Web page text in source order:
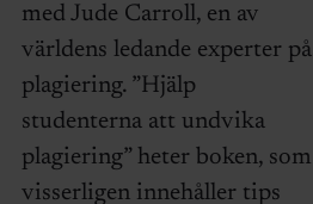
med Jude Carroll, en av
världens ledande experter på
plagiering. ”Hjälp
studenterna att undvika
plagiering” heter boken, som
visserligen innehåller tips